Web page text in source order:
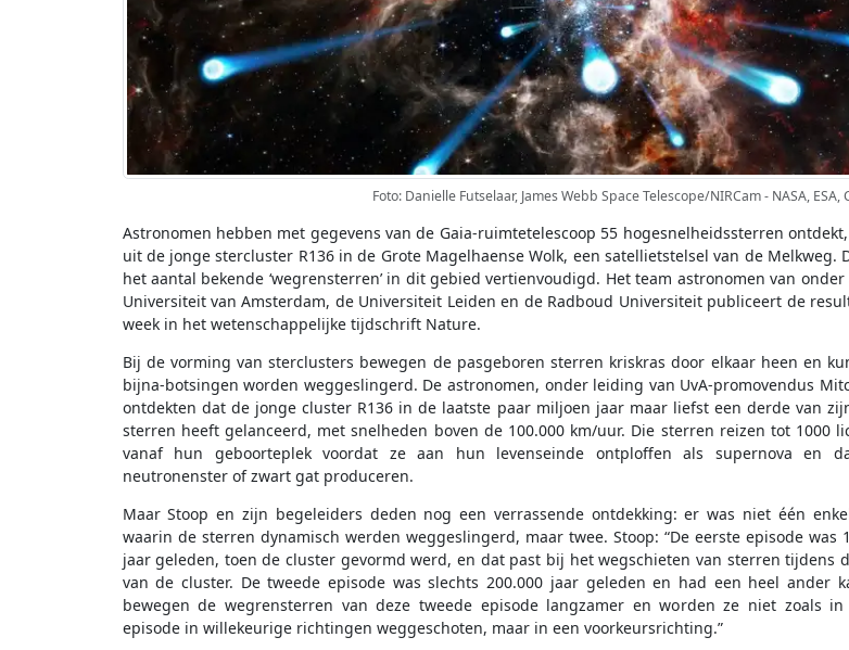
Foto: Danielle Futselaar, James Webb Space Telescope/NIRCam - NASA, ESA,
Astronomen hebben met gegevens van de Gaia-ruimtetelescoop 55 hogesnelheidssterren
uit de jonge stercluster R136 in de Grote Magelhaense Wolk, een satellietstelsel van de Melkweg.
het aantal bekende ‘wegrensterren’ in dit gebied vertienvoudigd. Het team astronomen van
Universiteit van Amsterdam, de Universiteit Leiden en de Radboud Universiteit publiceert de
week in het wetenschappelijke tijdschrift Nature.
Bij de vorming van sterclusters bewegen de pasgeboren sterren kriskras door elkaar heen en
bijna-botsingen worden weggeslingerd. De astronomen, onder leiding van UvA-promovendus
ontdekten dat de jonge cluster R136 in de laatste paar miljoen jaar maar liefst een derde van
sterren heeft gelanceerd, met snelheden boven de 100.000 km/uur. Die sterren reizen tot 1000
vanaf hun geboorteplek voordat ze aan hun levenseinde ontploffen als supernova en
neutronenster of zwart gat produceren.
Maar Stoop en zijn begeleiders deden nog een verrassende ontdekking: er was niet één
waarin de sterren dynamisch werden weggeslingerd, maar twee. Stoop: “De eerste episode was
jaar geleden, toen de cluster gevormd werd, en dat past bij het wegschieten van sterren tijdens
van de cluster. De tweede episode was slechts 200.000 jaar geleden en had een heel ander
bewegen de wegrensterren van deze tweede episode langzamer en worden ze niet zoals
episode in willekeurige richtingen weggeschoten, maar in een voorkeursrichting.”